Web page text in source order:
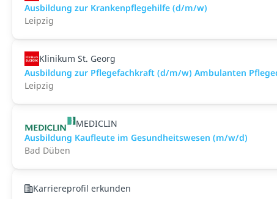
Ausbildung zur Krankenpflegehilfe (d/m/w)
Leipzig
Klinikum St. Georg
Ausbildung zur Pflegefachkraft (d/m/w) Ambulanten
Leipzig
MEDICLIN
Ausbildung Kaufleute im Gesundheitswesen (m/w/d)
Bad Düben
Karriereprofil erkunden